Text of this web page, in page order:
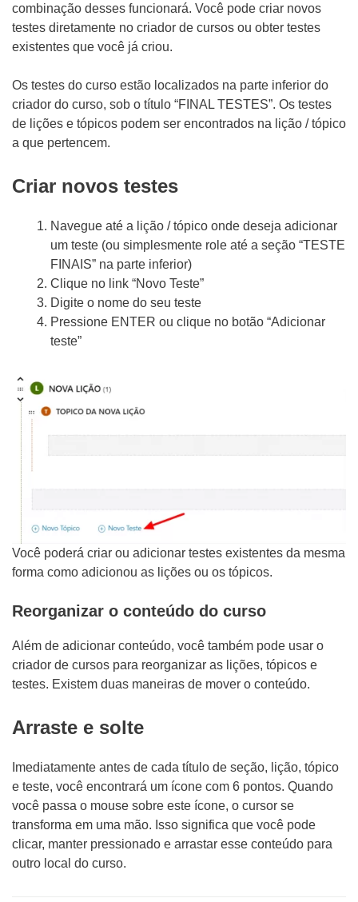
combinação desses funcionará. Você pode criar novos
testes diretamente no criador de cursos ou obter testes
existentes que você já criou.
Os testes do curso estão localizados na parte inferior do
criador do curso, sob o título “FINAL TESTES”. Os testes
de lições e tópicos podem ser encontrados na lição / tópico
a que pertencem.
Criar novos testes
Navegue até a lição / tópico onde deseja adicionar
um teste (ou simplesmente role até a seção “TESTE
FINAIS” na parte inferior)
Clique no link “Novo Teste”
Digite o nome do seu teste
Pressione ENTER ou clique no botão “Adicionar
teste”
Você poderá criar ou adicionar testes existentes da mesma
forma como adicionou as lições ou os tópicos.
Reorganizar o conteúdo do curso
Além de adicionar conteúdo, você também pode usar o
criador de cursos para reorganizar as lições, tópicos e
testes. Existem duas maneiras de mover o conteúdo.
Arraste e solte
Imediatamente antes de cada título de seção, lição, tópico
e teste, você encontrará um ícone com 6 pontos. Quando
você passa o mouse sobre este ícone, o cursor se
transforma em uma mão. Isso significa que você pode
clicar, manter pressionado e arrastar esse conteúdo para
outro local do curso.